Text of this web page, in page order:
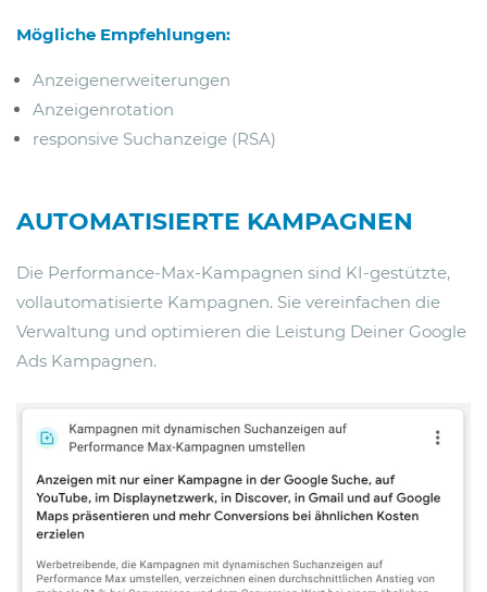
Mögliche Empfehlungen:
Anzeigenerweiterungen
Anzeigenrotation
responsive Suchanzeige (RSA)
AUTOMATISIERTE KAMPAGNEN
Die Performance-Max-Kampagnen sind KI-gestützte,
vollautomatisierte Kampagnen. Sie vereinfachen die
Verwaltung und optimieren die Leistung Deiner Google
Ads Kampagnen.